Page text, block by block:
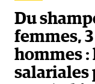
Du
femmes,
hommes :
salariales